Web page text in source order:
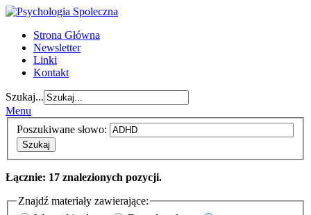
Strona Główna
Newsletter
Linki
Kontakt
Szukaj...
Menu
Poszukiwane słowo:
Szukaj
Łącznie: 17 znalezionych pozycji.
Znajdź materiały zawierające: